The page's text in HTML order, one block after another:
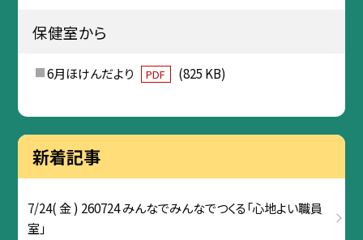
保健室から
6月ほけんだより PDF (825 KB)
新着記事
7/24( 金 ) 260724 みんなでみんなでつくる「心地よい職員
室」